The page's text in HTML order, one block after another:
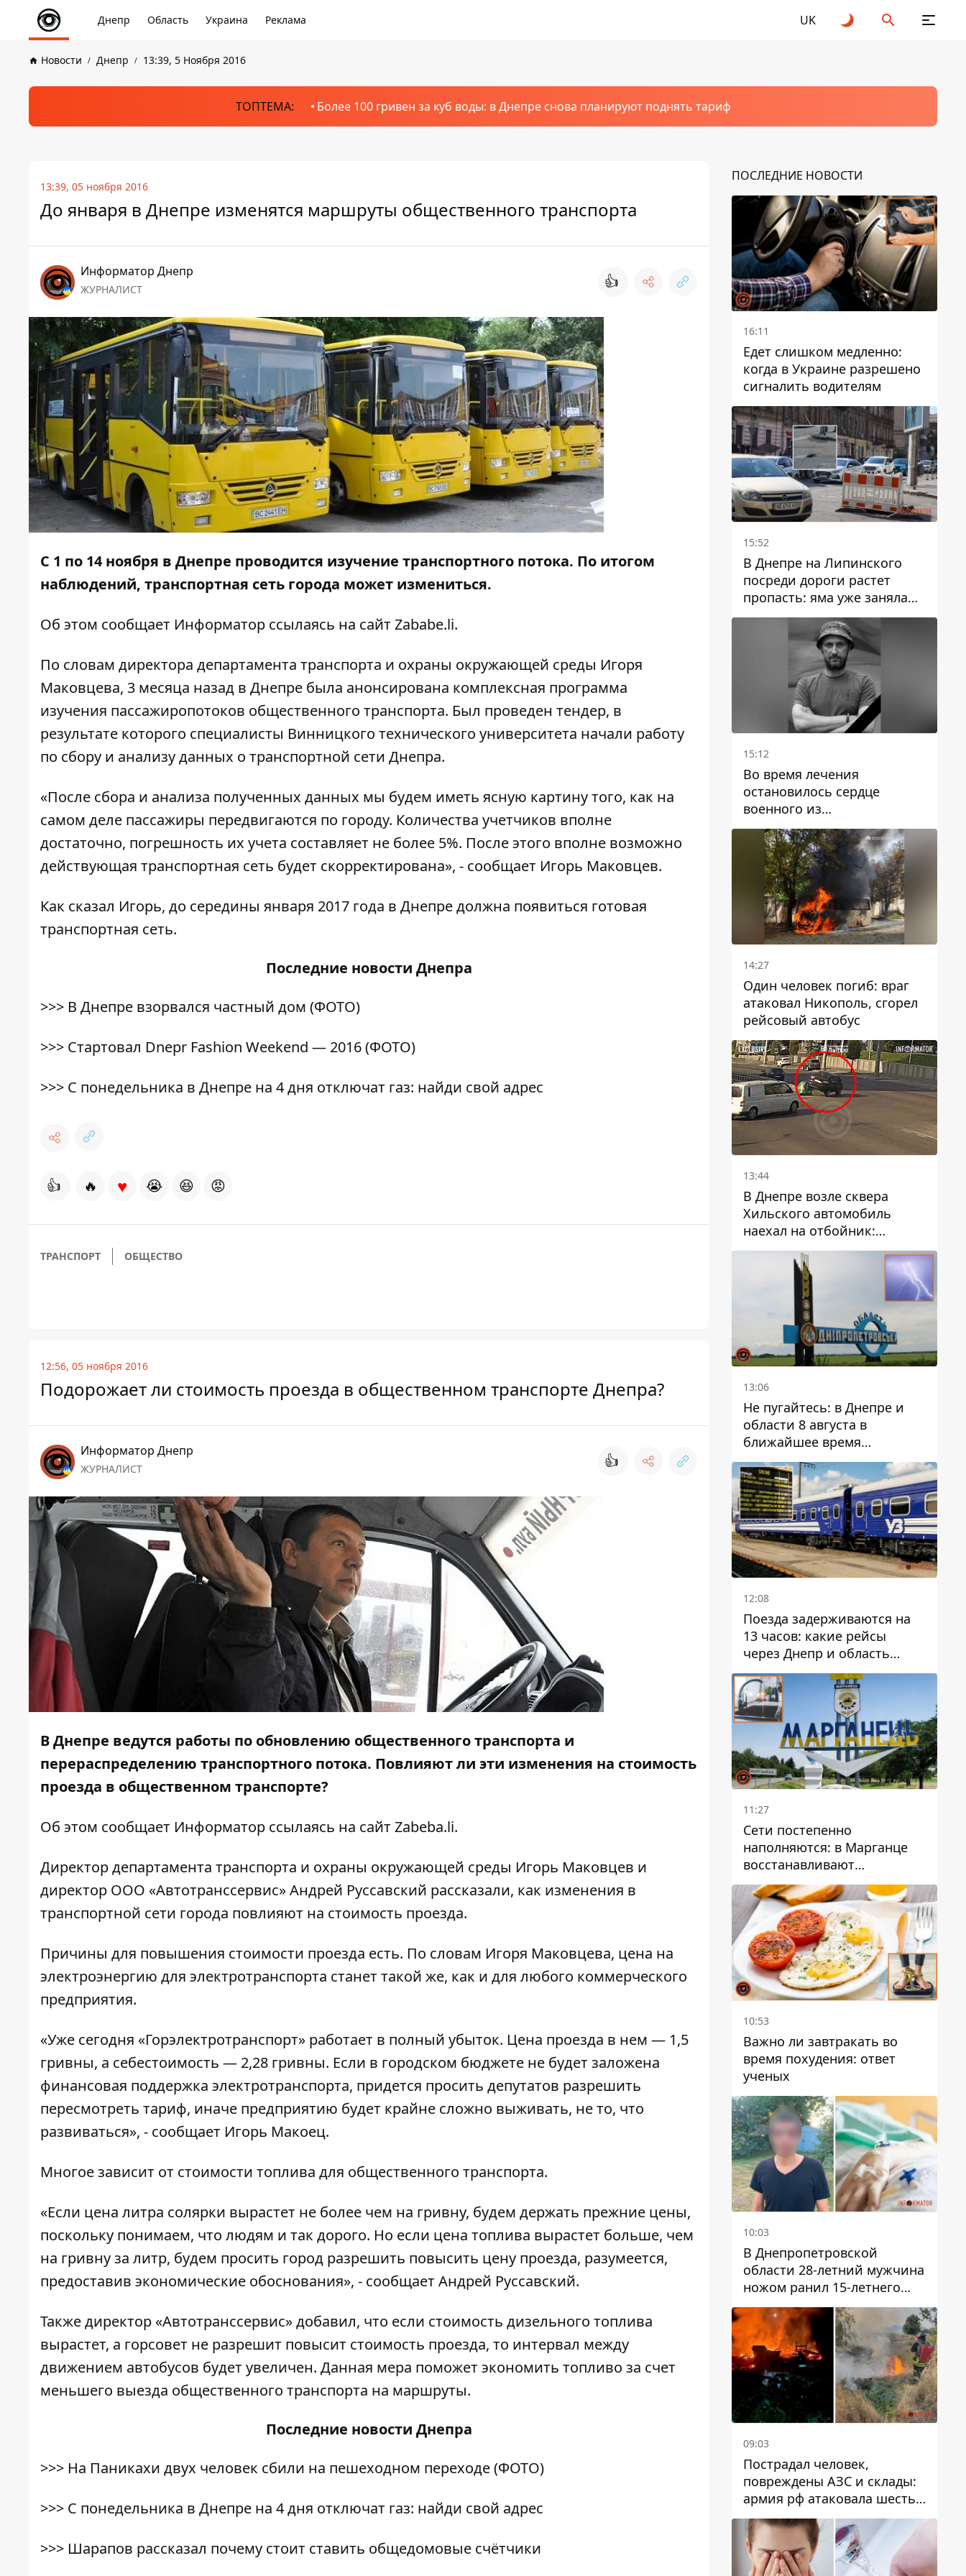
Днепр Область Украина Реклама UK
Новости Днепр 13:39, 5 Ноября 2016
ТОПТЕМА: Более 100 гривен за куб воды: в Днепре снова планируют поднять тариф
13:39, 05 ноября 2016
До января в Днепре изменятся маршруты общественного транспорта
Информатор Днепр
ЖУРНАЛИСТ 👍
С 1 по 14 ноября в Днепре проводится изучение транспортного потока. По итогом
наблюдений, транспортная сеть города может измениться.
Об этом сообщает Информатор ссылаясь на сайт Zababe.li.
По словам директора департамента транспорта и охраны окружающей среды Игоря
Маковцева, 3 месяца назад в Днепре была анонсирована комплексная программа
изучения пассажиропотоков общественного транспорта. Был проведен тендер, в
результате которого специалисты Винницкого технического университета начали работу
по сбору и анализу данных о транспортной сети Днепра.
«После сбора и анализа полученных данных мы будем иметь ясную картину того, как на
самом деле пассажиры передвигаются по городу. Количества учетчиков вполне
достаточно, погрешность их учета составляет не более 5%. После этого вполне возможно
действующая транспортная сеть будет скорректирована», - сообщает Игорь Маковцев.
Как сказал Игорь, до середины января 2017 года в Днепре должна появиться готовая
транспортная сеть.
Последние новости Днепра
>>> В Днепре взорвался частный дом (ФОТО)
>>> Стартовал Dnepr Fashion Weekend — 2016 (ФОТО)
>>> С понедельника в Днепре на 4 дня отключат газ: найди свой адрес
👍 🔥 ♥ 😭 😆 😡
ТРАНСПОРТ ОБЩЕСТВО
12:56, 05 ноября 2016
Подорожает ли стоимость проезда в общественном транспорте Днепра?
Информатор Днепр
ЖУРНАЛИСТ 👍
В Днепре ведутся работы по обновлению общественного транспорта и
перераспределению транспортного потока. Повлияют ли эти изменения на стоимость
проезда в общественном транспорте?
Об этом сообщает Информатор ссылаясь на сайт Zabeba.li.
Директор департамента транспорта и охраны окружающей среды Игорь Маковцев и
директор ООО «Автотранссервис» Андрей Руссавский рассказали, как изменения в
транспортной сети города повлияют на стоимость проезда.
Причины для повышения стоимости проезда есть. По словам Игоря Маковцева, цена на
электроэнергию для электротранспорта станет такой же, как и для любого коммерческого
предприятия.
«Уже сегодня «Горэлектротранспорт» работает в полный убыток. Цена проезда в нем — 1,5
гривны, а себестоимость — 2,28 гривны. Если в городском бюджете не будет заложена
финансовая поддержка электротранспорта, придется просить депутатов разрешить
пересмотреть тариф, иначе предприятию будет крайне сложно выживать, не то, что
развиваться», - сообщает Игорь Макоец.
Многое зависит от стоимости топлива для общественного транспорта.
«Если цена литра солярки вырастет не более чем на гривну, будем держать прежние цены,
поскольку понимаем, что людям и так дорого. Но если цена топлива вырастет больше, чем
на гривну за литр, будем просить город разрешить повысить цену проезда, разумеется,
предоставив экономические обоснования», - сообщает Андрей Руссавский.
Также директор «Автотранссервис» добавил, что если стоимость дизельного топлива
вырастет, а горсовет не разрешит повысит стоимость проезда, то интервал между
движением автобусов будет увеличен. Данная мера поможет экономить топливо за счет
меньшего выезда общественного транспорта на маршруты.
Последние новости Днепра
>>> На Паникахи двух человек сбили на пешеходном переходе (ФОТО)
>>> С понедельника в Днепре на 4 дня отключат газ: найди свой адрес
>>> Шарапов рассказал почему стоит ставить общедомовые счётчики
ПОСЛЕДНИЕ НОВОСТИ
16:11
Едет слишком медленно:
когда в Украине разрешено
сигналить водителям
15:52
В Днепре на Липинского
посреди дороги растет
пропасть: яма уже заняла
полосу движения
15:12
Во время лечения
остановилось сердце
военного из
Днепропетровской области
Ростислава Лупашко
14:27
Один человек погиб: враг
атаковал Никополь, сгорел
рейсовый автобус
13:44
В Днепре возле сквера
Хильского автомобиль
наехал на отбойник:
момент происшествия
13:06
Не пугайтесь: в Днепре и
области 8 августа в
ближайшее время
ожидается гроза
12:08
Поезда задерживаются на
13 часов: какие рейсы
через Днепр и область
выбились из графика
11:27
Сети постепенно
наполняются: в Марганце
восстанавливают
водоснабжение
10:53
Важно ли завтракать во
время похудения: ответ
ученых
10:03
В Днепропетровской
области 28-летний мужчина
ножом ранил 15-летнего
парня
09:03
Пострадал человек,
повреждены АЗС и склады:
армия рф атаковала шесть
районов Днепропетровской
области